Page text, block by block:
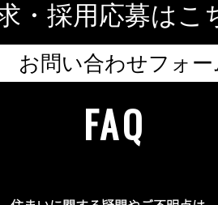
・採用応募はこ
お問い合わせフォー
FAQ